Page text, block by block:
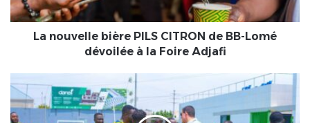
Lomé
dévoilée
La nouvelle bière PILS CITRON de BB-Lomé
dévoilée à la Foire Adjafi
BB-